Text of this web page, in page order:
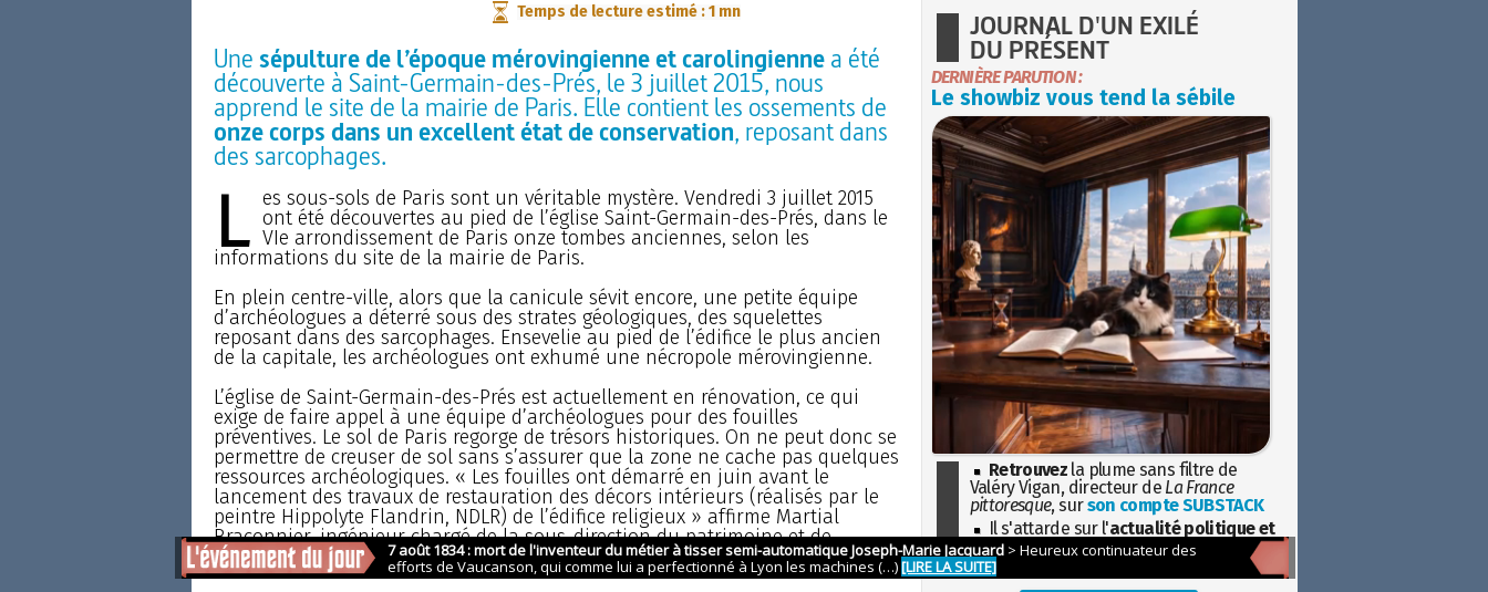
Temps de lecture estimé : 1 mn
Unesépulture de l’époque mérovingienne et carolingiennea été
découverte à Saint-Germain-des-Prés, le 3 juillet 2015, nous
apprend le site de la mairie de Paris. Elle contient les ossements de
onze corps dans un excellent état de conservation, reposant dans
des sarcophages.
L es sous-sols de Paris sont un véritable mystère. Vendredi 3 juillet 2015
ont été découvertes au pied de l’église Saint-Germain-des-Prés, dans le
VIe arrondissement de Paris onze tombes anciennes, selon les
informations du site de la mairie de Paris.
En plein centre-ville, alors que la canicule sévit encore, une petite équipe
d’archéologues a déterré sous des strates géologiques, des squelettes
reposant dans des sarcophages. Ensevelie au pied de l’édifice le plus ancien
de la capitale, les archéologues ont exhumé une nécropole mérovingienne.
L’église de Saint-Germain-des-Prés est actuellement en rénovation, ce qui
exige de faire appel à une équipe d’archéologues pour des fouilles
préventives. Le sol de Paris regorge de trésors historiques. On ne peut donc se
permettre de creuser de sol sans s’assurer que la zone ne cache pas quelques
ressources archéologiques. « Les fouilles ont démarré en juin avant le
lancement des travaux de restauration des décors intérieurs (réalisés par le
peintre Hippolyte Flandrin, NDLR) de l’édifice religieux » affirme Martial
Braconnier, ingénieur chargé de la sous-direction du patrimoine et de
l’histoire à la ville de Paris.
JOURNAL D'UN EXILÉ
DU PRÉSENT
DERNIÈRE PARUTION :
Le showbiz vous tend la sébile
Retrouvez la plume sans filtre de
Valéry Vigan, directeur de La France
pittoresque, surson compte SUBSTACK
Il s'attarde sur l'actualité politique et
sociétaleavec la hauteur de vue de
l'Histoire